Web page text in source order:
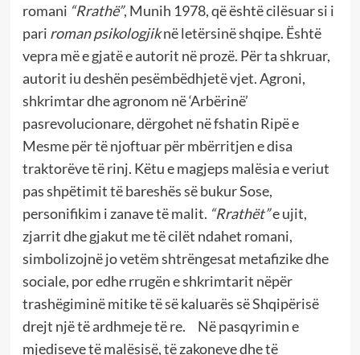
romani “Rrathë”, Munih 1978, që është cilësuar si i
pari roman psikologjiknë letërsinë shqipe. Është
vepra më e gjatë e autorit në prozë. Për ta shkruar,
autorit iu deshën pesëmbëdhjetë vjet. Agroni,
shkrimtar dhe agronom në ‘Arbërinë’
pasrevolucionare, dërgohet në fshatin Ripë e
Mesme për të njoftuar për mbërritjen e disa
traktorëve të rinj. Këtu e magjeps malësia e veriut
pas shpëtimit të bareshës së bukur Sose,
personifikim i zanave të malit. “Rrathët”e ujit,
zjarrit dhe gjakut me të cilët ndahet romani,
simbolizojnë jo vetëm shtrëngesat metafizike dhe
sociale, por edhe rrugën e shkrimtarit nëpër
trashëgiminë mitike të së kaluarës së Shqipërisë
drejt një të ardhmeje të re. Në pasqyrimin e
mjediseve të malësisë, të zakoneve dhe të